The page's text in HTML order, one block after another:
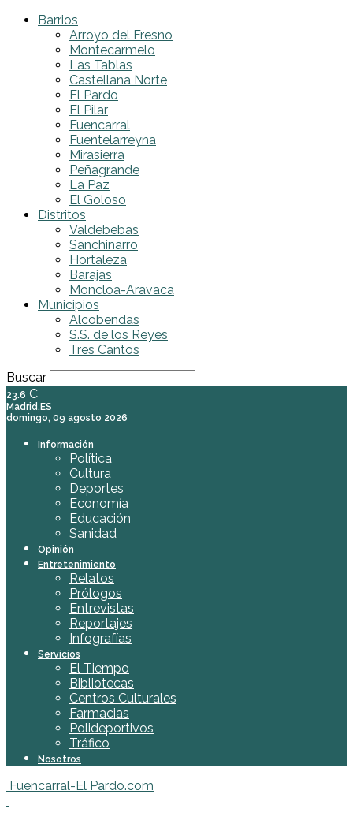
Barrios
Arroyo del Fresno
Montecarmelo
Las Tablas
Castellana Norte
El Pardo
El Pilar
Fuencarral
Fuentelarreyna
Mirasierra
Peñagrande
La Paz
El Goloso
Distritos
Valdebebas
Sanchinarro
Hortaleza
Barajas
Moncloa-Aravaca
Municipios
Alcobendas
S.S. de los Reyes
Tres Cantos
Buscar
23.6 C
Madrid,ES
domingo, 09 agosto 2026
Información
Política
Cultura
Deportes
Economía
Educación
Sanidad
Opinión
Entretenimiento
Relatos
Prólogos
Entrevistas
Reportajes
Infografías
Servicios
El Tiempo
Bibliotecas
Centros Culturales
Farmacias
Polideportivos
Tráfico
Nosotros
Fuencarral-El Pardo.com